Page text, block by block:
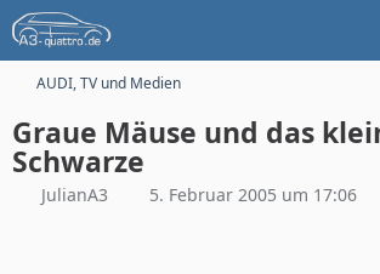
AUDI, TV und Medien
Graue Mäuse und das
Schwarze
JulianA3 5. Februar 2005 um 17:06